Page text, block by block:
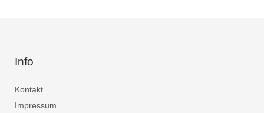
Info
Kontakt
Impressum